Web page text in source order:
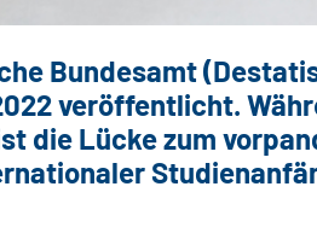
Bundesamt
veröffentlicht.
die Lücke zum